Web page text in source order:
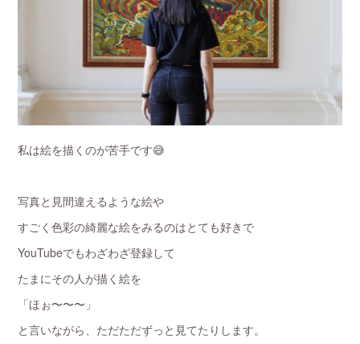
私は絵を描くのが苦手です😅
写真と見間違えるような絵や
すごく色彩の綺麗な絵をみるのはとても好きで
YouTubeでもわざわざ登録して
たまにその人が描く絵を
「ほぉ〜〜〜」
と言いながら、ただただずっと見てたりします。